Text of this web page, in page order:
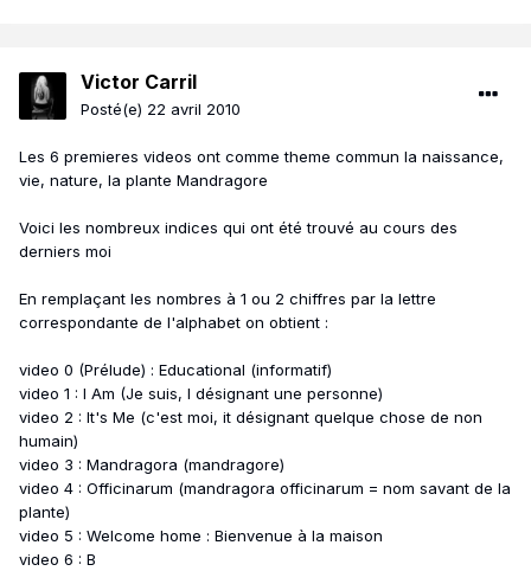
Victor Carril
Posté(e) 22 avril 2010
Les 6 premieres videos ont comme theme commun la naissance,
vie, nature, la plante Mandragore
Voici les nombreux indices qui ont été trouvé au cours des
derniers moi
En remplaçant les nombres à 1 ou 2 chiffres par la lettre
correspondante de l'alphabet on obtient :
video 0 (Prélude) : Educational (informatif)
video 1 : I Am (Je suis, I désignant une personne)
video 2 : It's Me (c'est moi, it désignant quelque chose de non
humain)
video 3 : Mandragora (mandragore)
video 4 : Officinarum (mandragora officinarum = nom savant de la
plante)
video 5 : Welcome home : Bienvenue à la maison
video 6 : B